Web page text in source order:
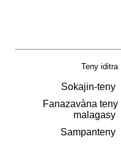
Teny iditra
Sokajin-teny
Fanazavàna teny
malagasy
Sampanteny